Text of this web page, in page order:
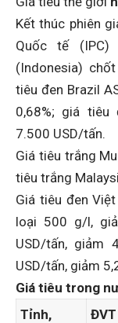
Kết thúc phiên
Quốc tế (IPC)
(Indonesia)
tiêu đen Brazil
0,68%; giá tiêu
7.500 USD/tấn.
Giá tiêu trắng
tiêu trắng
Giá tiêu đen
loại 500 g/l,
USD/tấn, giảm
USD/tấn, giảm
Giá tiêu trong
Tỉnh,
ĐVT